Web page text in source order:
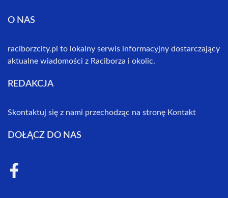
O NAS
raciborzcity.pl to lokalny serwis informacyjny dostarczający
aktualne wiadomości z Raciborza i okolic.
REDAKCJA
Skontaktuj się z nami przechodząc na stronę Kontakt
DOŁĄCZ DO NAS